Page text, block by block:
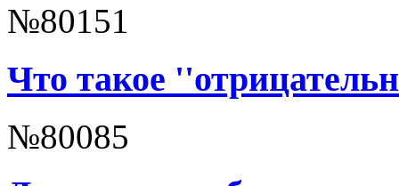
№80151
Что такое
№80085